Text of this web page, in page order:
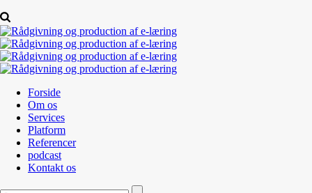
Forside
Om os
Services
Platform
Referencer
podcast
Kontakt os